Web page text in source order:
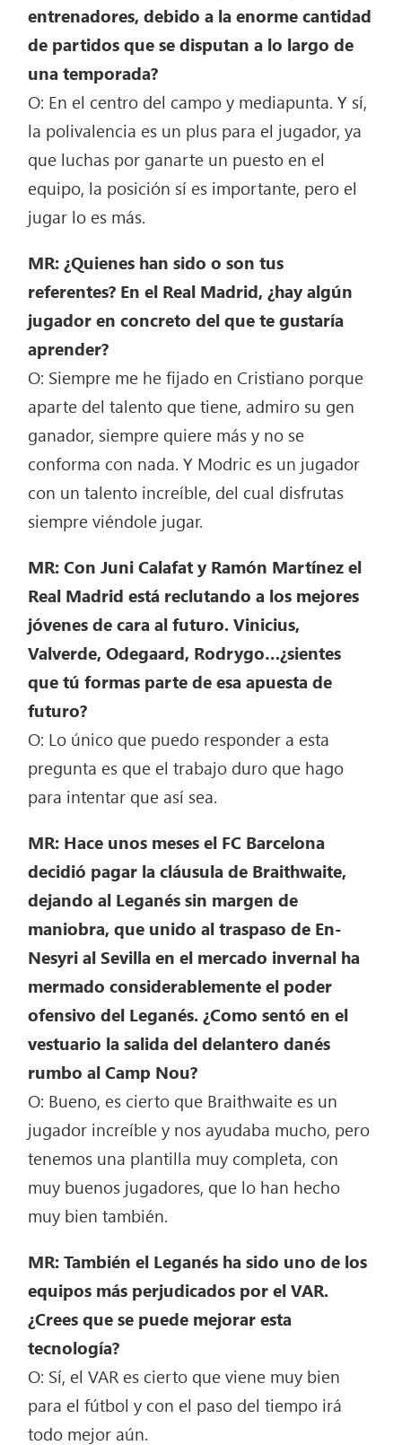
entrenadores, debido a la enorme cantidad
de partidos que se disputan a lo largo de
una temporada?
O: En el centro del campo y mediapunta. Y sí,
la polivalencia es un plus para el jugador, ya
que luchas por ganarte un puesto en el
equipo, la posición sí es importante, pero el
jugar lo es más.
MR: ¿Quienes han sido o son tus
referentes? En el Real Madrid, ¿hay algún
jugador en concreto del que te gustaría
aprender?
O: Siempre me he fijado en Cristiano porque
aparte del talento que tiene, admiro su gen
ganador, siempre quiere más y no se
conforma con nada. Y Modric es un jugador
con un talento increíble, del cual disfrutas
siempre viéndole jugar.
MR: Con Juni Calafat y Ramón Martínez el
Real Madrid está reclutando a los mejores
jóvenes de cara al futuro. Vinicius,
Valverde, Odegaard, Rodrygo…¿sientes
que tú formas parte de esa apuesta de
futuro?
O: Lo único que puedo responder a esta
pregunta es que el trabajo duro que hago
para intentar que así sea.
MR: Hace unos meses el FC Barcelona
decidió pagar la cláusula de Braithwaite,
dejando al Leganés sin margen de
maniobra, que unido al traspaso de En-
Nesyri al Sevilla en el mercado invernal ha
mermado considerablemente el poder
ofensivo del Leganés. ¿Como sentó en el
vestuario la salida del delantero danés
rumbo al Camp Nou?
O: Bueno, es cierto que Braithwaite es un
jugador increíble y nos ayudaba mucho, pero
tenemos una plantilla muy completa, con
muy buenos jugadores, que lo han hecho
muy bien también.
MR: También el Leganés ha sido uno de los
equipos más perjudicados por el VAR.
¿Crees que se puede mejorar esta
tecnología?
O: Sí, el VAR es cierto que viene muy bien
para el fútbol y con el paso del tiempo irá
todo mejor aún.